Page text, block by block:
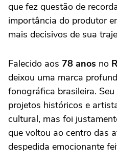
que fez questão de
importância do produtor
mais decisivos de sua
Falecido aos 78 anos no
deixou uma marca
fonográfica brasileira.
projetos históricos e
cultural, mas foi
que voltou ao centro das
despedida emocionante